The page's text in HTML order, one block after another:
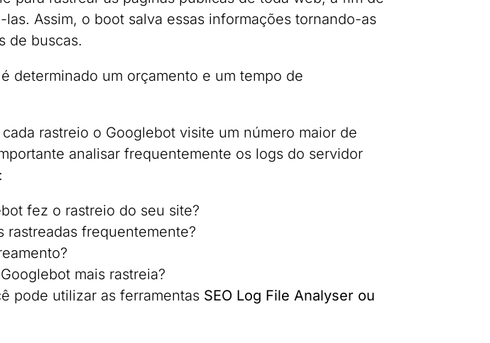
Assim, o boot salva essas informações tornando-as
de buscas.
determinado um orçamento e um tempo de
rastreio o Googlebot visite um número maior de
analisar frequentemente os logs do servidor
fez o rastreio do seu site?
rastreadas frequentemente?
mais rastreia?
pode utilizar as ferramentasSEO Log File Analyser ou